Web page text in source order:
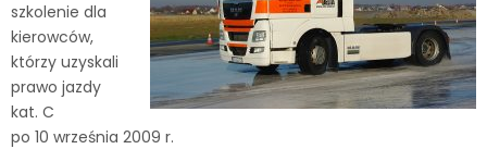
szkolenie dla
kierowców,
którzy uzyskali
prawo jazdy
kat. C
po 10 września 2009 r.